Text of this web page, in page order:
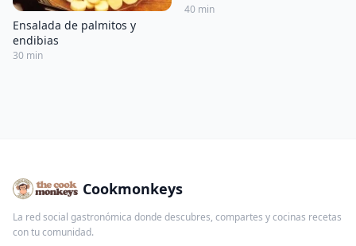
Ensalada de palmitos y
endibias
30 min
40 min
Cookmonkeys
La red social gastronómica donde descubres, compartes y cocinas recetas
con tu comunidad.